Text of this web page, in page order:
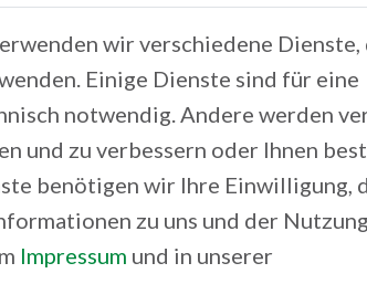
Mayer-Straße 1
wir verschiedene Dienste,
Einige Dienste sind für eine
notwendig. Andere werden
und zu verbessern oder Ihnen
benötigen wir Ihre Einwilligung,
zu uns und der
Impressum und in unserer